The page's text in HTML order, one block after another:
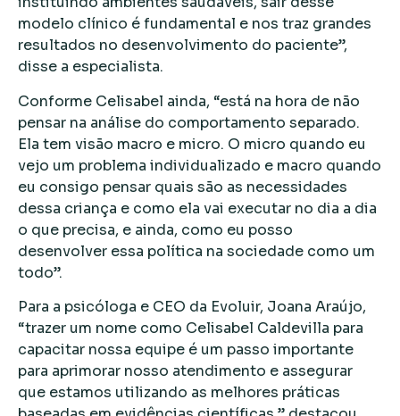
modelo clínico é fundamental e nos traz grandes
resultados no desenvolvimento do paciente”,
disse a especialista.
Conforme Celisabel ainda, “está na hora de não
pensar na análise do comportamento separado.
Ela tem visão macro e micro. O micro quando eu
vejo um problema individualizado e macro quando
eu consigo pensar quais são as necessidades
dessa criança e como ela vai executar no dia a dia
o que precisa, e ainda, como eu posso
desenvolver essa política na sociedade como um
todo”.
Para a psicóloga e CEO da Evoluir, Joana Araújo,
“trazer um nome como Celisabel Caldevilla para
capacitar nossa equipe é um passo importante
para aprimorar nosso atendimento e assegurar
que estamos utilizando as melhores práticas